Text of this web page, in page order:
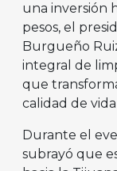
una inversión
pesos, el
Burgueño
integral de
que
calidad de
Durante el
subrayó que